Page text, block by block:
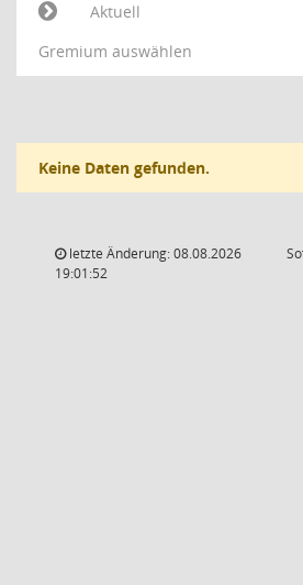
Aktuell
Gremium auswählen
Keine Daten gefunden.
letzte Änderung: 08.08.2026
19:01:52